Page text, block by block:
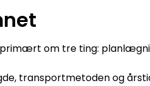
om tre ting:
transportmetoden og